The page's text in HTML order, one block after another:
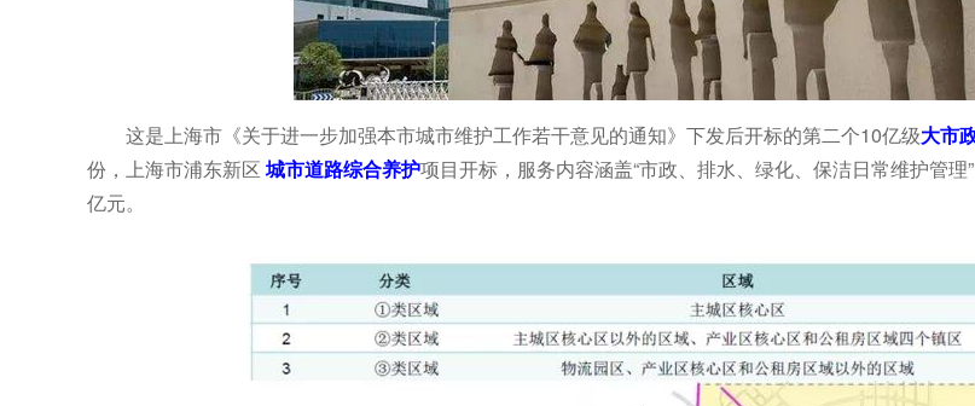
这是上海市《关于进一步加强本市城市维护工作若干意见的通知》下发后开标的第二个10亿级大市
份，上海市浦东新区 城市道路综合养护项目开标，服务内容涵盖“市政、排水、绿化、保洁日常维护管
亿元。